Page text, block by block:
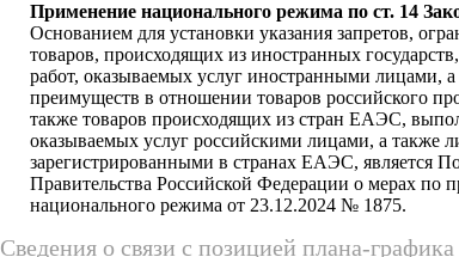
Применение национального режима по ст. 14
Основанием для установки указания запретов,
товаров, происходящих из иностранных
работ, оказываемых услуг иностранными лицами, а
преимуществ в отношении товаров российского
также товаров происходящих из стран ЕАЭС,
оказываемых услуг российскими лицами, а также
зарегистрированными в странах ЕАЭС, является
Правительства Российской Федерации о мерах по
национального режима от 23.12.2024 № 1875.
Сведения о связи с позицией плана-графика